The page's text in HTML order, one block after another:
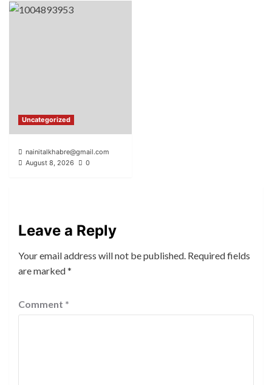
Uncategorized
nainitalkhabre@gmail.com
August 8, 2026
0
Leave a Reply
Your email address will not be published. Required fields
are marked*
Comment *